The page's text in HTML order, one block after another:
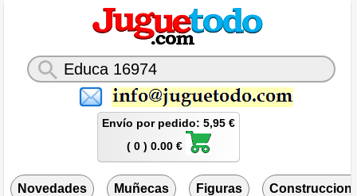
Envío por pedido: 5,95 €
( 0 ) 0.00 €
Novedades Muñecas Figuras